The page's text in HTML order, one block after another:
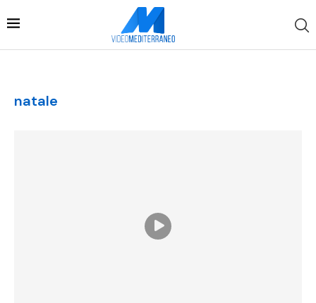
natale